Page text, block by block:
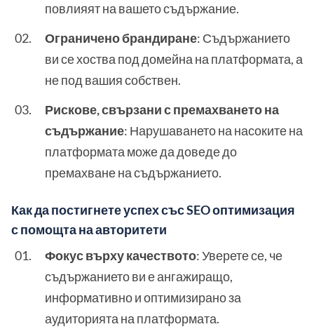
повлияят на вашето съдържание.
Ограничено брандиране: Съдържанието
ви се хоства под домейна на платформата, а
не под вашия собствен.
Рискове, свързани с премахването на
съдържание: Нарушаването на насоките на
платформата може да доведе до
премахване на съдържанието.
Как да постигнете успех със SEO оптимизация
с помощта на авторитети
Фокус върху качеството: Уверете се, че
съдържанието ви е ангажиращо,
информативно и оптимизирано за
аудиторията на платформата.